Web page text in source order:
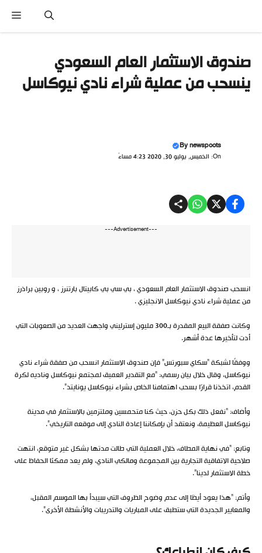
المحتوى
صندوق الاستثمار العام السعودي
ينسحب من عملية شراء نادي نيوكاسل
Bynewspoots
On: الخميس, يوليو 30, 2020 4:23 مساءً
---Advertisement---
انسحب صندوق الاستثمار العام السعودي ، بي سي بي كابيتال بارتنرز ، و روبين براذرز
من عملية شراء نادي نيوكاسل الانجليزي .
وكانت صفقة البيع المقدرة بـ300 مليون إسترليني واجهت العديد من الصعوبات التي
أدت لتأخيرها عدة أشهر.
ووفقًا لشبكة “سكاي سبورتس” فإن صندوق الاستثمار انسحب من صفقة شراء نادي
نيوكاسل، وقال خلال بيان رسمي: “مع التقدير العميق لمجتمع نيوكاسل وناديه لكرة
القدم، اتخذنا قرارًا بسحب اهتمامنا الخاص بشراء نيوكاسل يونايتد”.
وأضاف: “نفعل ذلك بكل حزن، حيث كنا متحمسين وملتزمين بالاستثمار في مدينة
نيوكاسل العظيمة، ونعتقد أن بإمكاننا إعادة النادي إلى موقعه التاريخي”.
وتابع: “في نهاية المطاف، خلال العملية التي طالت مدتها بشكل غير متوقع، انتهت
صلاحية الاتفاقية التجارية بين المجموعة ومالكي النادي، ولم يعد ممكنًا الحفاظ على
خطة الاستثمار لدينا”.
وأتم: “هذا يعود أيضًا إلى عدم وضوح الظروف التي سيبدأ بها الموسم المقبل،
والمعايير الجديدة التي ستطبق على المباريات والتدريبات والأنشطة الأخرى”.